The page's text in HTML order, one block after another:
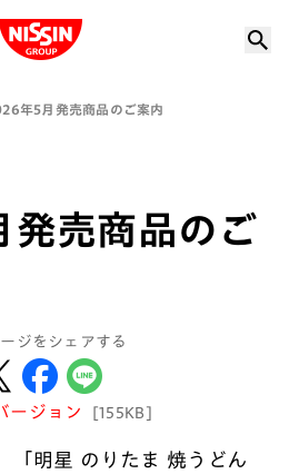
Nissin Group
年5月発売商品のご案内
売商品のご
ジをシェアする
ージョン [155KB]
「明星 のりたま 焼うどん